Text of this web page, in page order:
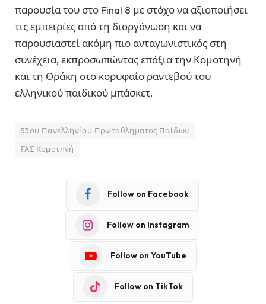
παρουσία του στο Final 8 με στόχο να αξιοποιήσει
τις εμπειρίες από τη διοργάνωση και να
παρουσιαστεί ακόμη πιο ανταγωνιστικός στη
συνέχεια, εκπροσωπώντας επάξια την Κομοτηνή
και τη Θράκη στο κορυφαίο ραντεβού του
ελληνικού παιδικού μπάσκετ.
53ου Πανελληνίου Πρωταθλήματος Παίδων
ΓΑΣ Κομοτηνή
Follow on Facebook
Follow on Instagram
Follow on YouTube
Follow on TikTok